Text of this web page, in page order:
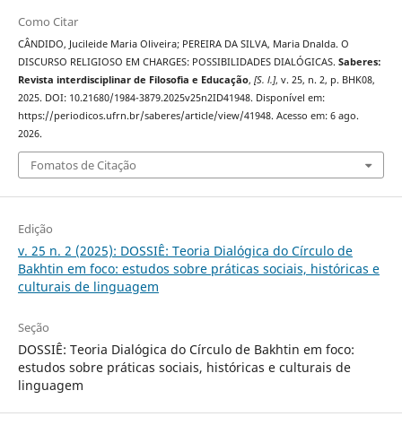
Como Citar
CÂNDIDO, Jucileide Maria Oliveira; PEREIRA DA SILVA, Maria Dnalda. O
DISCURSO RELIGIOSO EM CHARGES: POSSIBILIDADES DIALÓGICAS. Saberes:
Revista interdisciplinar de Filosofia e Educação, [S. l.], v. 25, n. 2, p. BHK08,
2025. DOI: 10.21680/1984-3879.2025v25n2ID41948. Disponível em:
https://periodicos.ufrn.br/saberes/article/view/41948. Acesso em: 6 ago.
2026.
Fomatos de Citação
Edição
v. 25 n. 2 (2025): DOSSIÊ: Teoria Dialógica do Círculo de
Bakhtin em foco: estudos sobre práticas sociais, históricas e
culturais de linguagem
Seção
DOSSIÊ: Teoria Dialógica do Círculo de Bakhtin em foco:
estudos sobre práticas sociais, históricas e culturais de
linguagem